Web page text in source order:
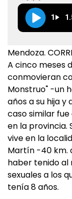
1
Mendoza.
A cinco meses
conmovieran
Monstruo" -un
años a su hija y
caso similar
en la provincia.
vive en la
Martín -40 km.
haber tenido al
sexuales a los
tenía 8 años.